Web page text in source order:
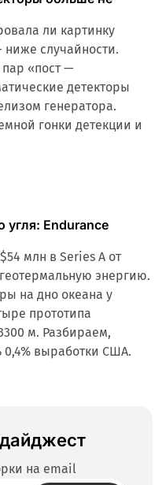
ли картинку
ниже случайности.
пар «пост —
детекторы
генератора.
гонки детекции и
угля: Endurance
млн в Series A от
энергию.
на дно океана у
прототипа
м. Разбираем,
0,4% выработки США.
на email